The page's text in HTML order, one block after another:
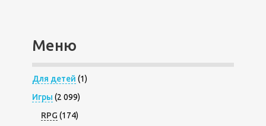
Меню
Для детей (1)
Игры (2 099)
RPG (174)